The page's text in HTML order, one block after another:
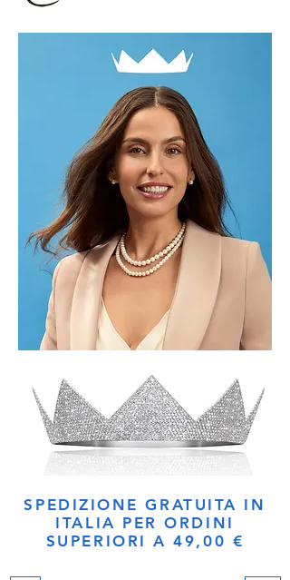
SPEDIZIONE GRATUITA IN
ITALIA PER ORDINI
SUPERIORI A 49,00 €